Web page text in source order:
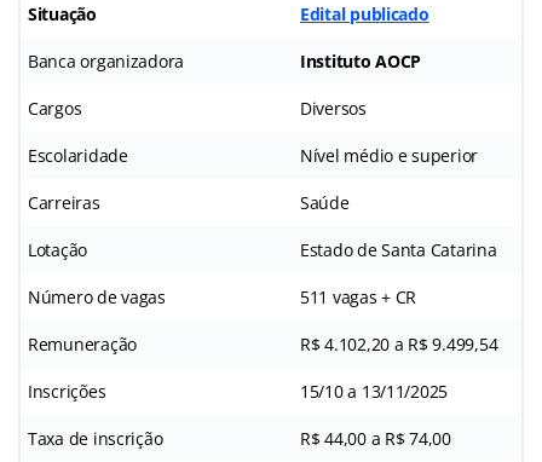
Situação Edital publicado
Banca organizadora Instituto AOCP
Cargos Diversos
Escolaridade Nível médio e superior
Carreiras Saúde
Lotação Estado de Santa Catarina
Número de vagas 511 vagas + CR
Remuneração R$ 4.102,20 a R$ 9.499,54
Inscrições 15/10 a 13/11/2025
Taxa de inscrição R$ 44,00 a R$ 74,00